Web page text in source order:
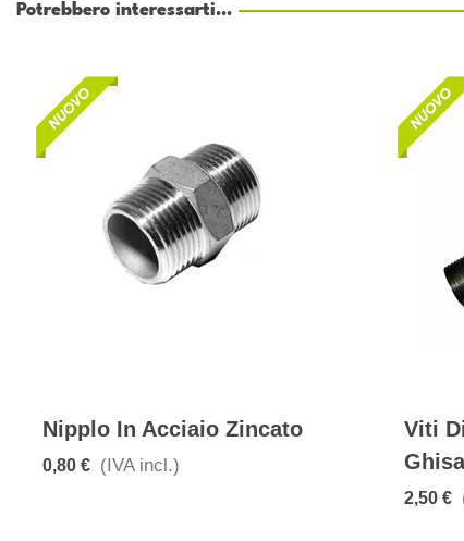
Potrebbero interessarti...
Nipplo In Acciaio Zincato
0,80 € (IVA incl.)
Viti
2,50 €